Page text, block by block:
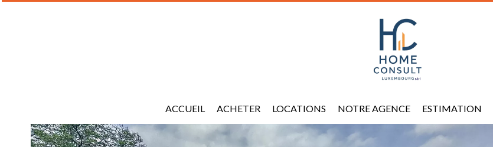
ACCUEIL ACHETER LOCATIONS NOTRE AGENCE ESTIMATION